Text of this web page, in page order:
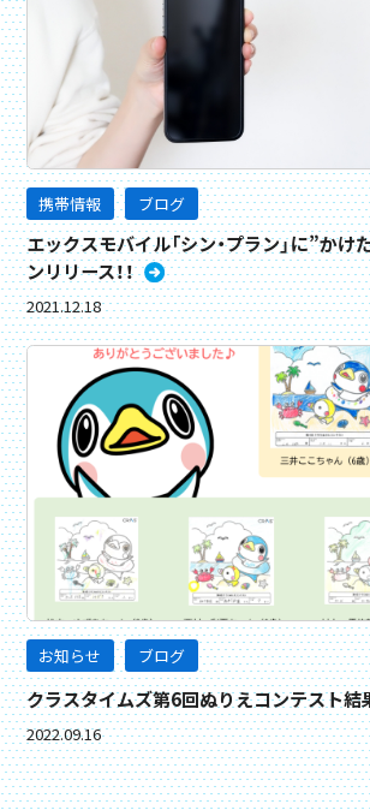
携帯情報 ブログ
エックスモバイル「シン・プラン」に”か
ンリリース！！
2021.12.18
お知らせ ブログ
クラスタイムズ第6回ぬりえコンテスト
2022.09.16